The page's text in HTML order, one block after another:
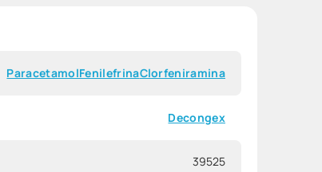
ParacetamolFenilefrinaClorfeniramina
Decongex
39525